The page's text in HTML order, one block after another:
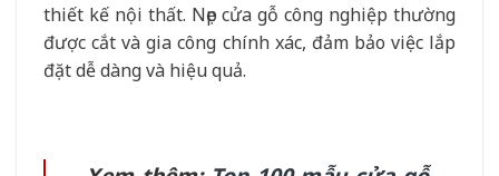
thiết kế nội thất. Nẹp cửa gỗ công nghiệp thường
được cắt và gia công chính xác, đảm bảo việc lắp
đặt dễ dàng và hiệu quả.